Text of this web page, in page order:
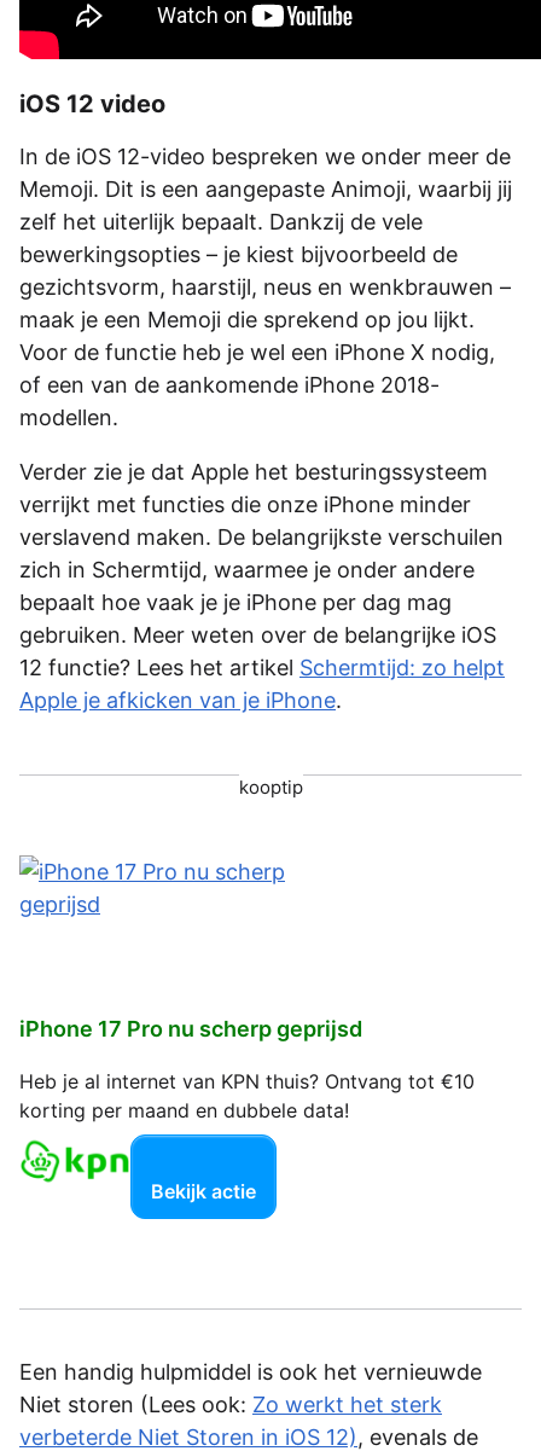
iOS 12 video
In de iOS 12-video bespreken we onder meer de
Memoji. Dit is een aangepaste Animoji, waarbij jij
zelf het uiterlijk bepaalt. Dankzij de vele
bewerkingsopties – je kiest bijvoorbeeld de
gezichtsvorm, haarstijl, neus en wenkbrauwen –
maak je een Memoji die sprekend op jou lijkt.
Voor de functie heb je wel een iPhone X nodig,
of een van de aankomende iPhone 2018-
modellen.
Verder zie je dat Apple het besturingssysteem
verrijkt met functies die onze iPhone minder
verslavend maken. De belangrijkste verschuilen
zich in Schermtijd, waarmee je onder andere
bepaalt hoe vaak je je iPhone per dag mag
gebruiken. Meer weten over de belangrijke iOS
12 functie? Lees het artikel Schermtijd: zo helpt
Apple je afkicken van je iPhone.
kooptip
iPhone 17 Pro nu scherp geprijsd
Heb je al internet van KPN thuis? Ontvang tot €10
korting per maand en dubbele data!
Bekijk actie
Een handig hulpmiddel is ook het vernieuwde
Niet storen (Lees ook: Zo werkt het sterk
verbeterde Niet Storen in iOS 12), evenals de